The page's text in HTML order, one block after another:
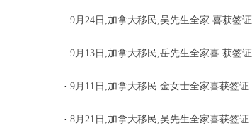
· 9月24日,加拿大移民,吴先生全家 喜获签证
· 9月13日,加拿大移民,岳先生全家喜 获签证
· 9月11日,加拿大移民.金女士全家喜获签证
· 8月21日,加拿大移民,吴先生全家喜获签证